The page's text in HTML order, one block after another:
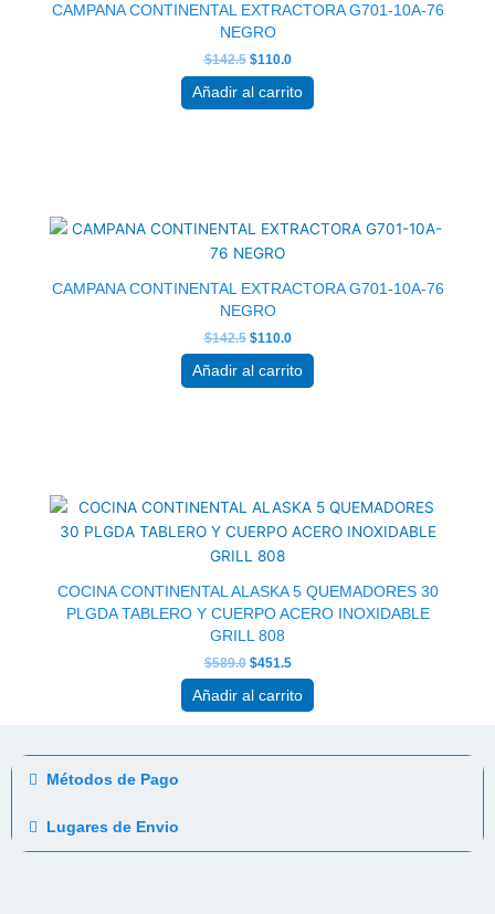
CAMPANA CONTINENTAL EXTRACTORA G701-10A-76
NEGRO
$142.5 $110.0
Añadir al carrito
CAMPANA CONTINENTAL EXTRACTORA G701-10A-76
NEGRO
$142.5
original
era:
$142.5.
$110.0
actual
es:
Añadir al carrito
COCINA CONTINENTAL ALASKA 5 QUEMADORES 30
PLGDA TABLERO Y CUERPO ACERO INOXIDABLE
GRILL 808
$589.0
original
era:
$589.0.
$451.5
actual
es:
$451.5.
Añadir al carrito
Métodos de Pago
Lugares de Envio